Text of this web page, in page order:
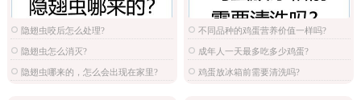
隐翅虫咬后怎么处理?
隐翅虫怎么消灭?
隐翅虫哪来的，怎么会出现在家里?
不同品种的鸡蛋营养价值一样吗?
成年人一天最多吃多少鸡蛋?
鸡蛋放冰箱前需要清洗吗?